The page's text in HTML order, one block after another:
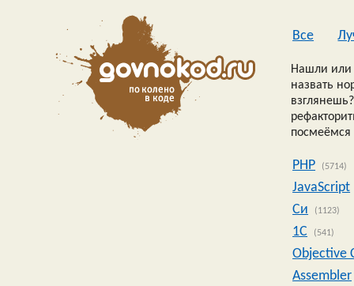
Все
Нашли или
назвать
посмеёмся
PHP (5714)
JavaScript
Си
(1123)
1C (541)
Objective
Assembler